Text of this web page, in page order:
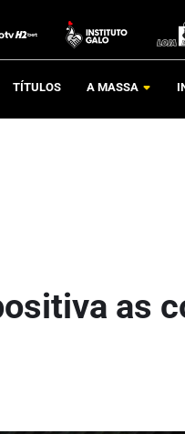
TÍTULOS A MASSA
as